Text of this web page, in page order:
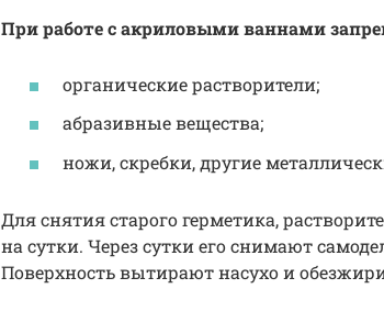
При работе с акриловыми ваннами
органические растворители;
абразивные вещества;
ножи, скребки, другие
Для снятия старого герметика,
на сутки. Через сутки его снимают
Поверхность вытирают насухо и